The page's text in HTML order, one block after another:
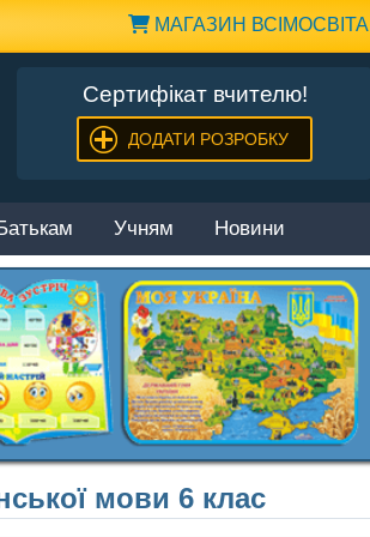
МАГАЗИН ВСІМОСВІТА
Сертифікат вчителю!
ДОДАТИ РОЗРОБКУ
Учням Новини
мови 6 клас